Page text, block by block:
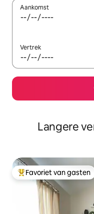
Aankomst
Vertrek
Langere
Topfavoriet van gasten
Favoriet van gasten